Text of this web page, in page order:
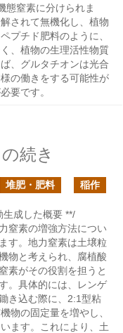
態窒素に分けられま
されて無機化し、植物
プチド肥料のように、
、植物の生理活性物質
、グルタチオンは光合
の働きをする可能性が
要です。
続き
堆肥・肥料 稲作
生成した概要 **/
窒素の増強方法につい
す。地力窒素は土壌粒
物と考えられ、腐植酸
素がその役割を担うと
。具体的には、レンゲ
き込む際に、2:1型粘
物の固定量を増やし、
ます。これにより、土